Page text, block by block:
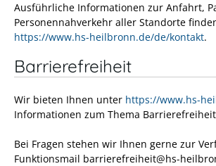
Ausführliche Informationen zur Anfahrt,
Personennahverkehr aller Standorte
https://www.hs-heilbronn.de/de/kontakt.
Barrierefreiheit
Wir bieten Ihnen unter https://www.hs-
Informationen zum Thema
Bei Fragen stehen wir Ihnen gerne zur
Funktionsmail barrierefreiheit@hs-